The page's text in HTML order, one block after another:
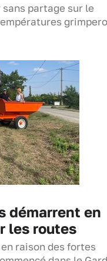
partage sur le
démarrent en
les routes
raison des fortes